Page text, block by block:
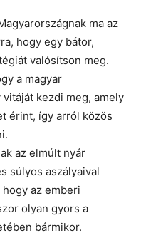
ma az
hogy egy bátor,
valósítson meg.
a magyar
kezdi meg, amely
érint, így arról közös
az elmúlt nyár
súlyos aszályaival
az emberi
olyan gyors a
bármikor.